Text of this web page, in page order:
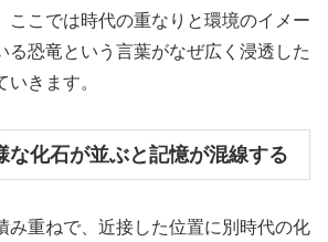
ここでは時代の重なりと環境のイメー
る恐竜という言葉がなぜ広く浸透した
きます。
な化石が並ぶと記憶が混線する
み重ねで、近接した位置に別時代の化